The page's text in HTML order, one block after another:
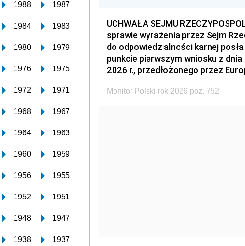
1988 1987
1984 1983
1980 1979
1976 1975
1972 1971
1968 1967
1964 1963
1960 1959
1956 1955
1952 1951
1948 1947
1938 1937
UCHWAŁA SEJMU
sprawie wyrażenia przez Sejm
do odpowiedzialności karnej
punkcie pierwszym wniosku z dnia
2026 r., przedłożonego przez
Monitor Polski rok 2026 poz. 752